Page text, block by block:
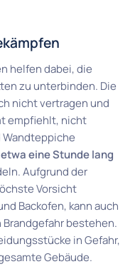
helfen dabei, die
zu unterbinden. Die
nicht vertragen und
empfiehlt, nicht
eine Stunde lang
Aufgrund der
Vorsicht
Backofen, kann auch
bestehen.
in Gefahr,
Gebäude.